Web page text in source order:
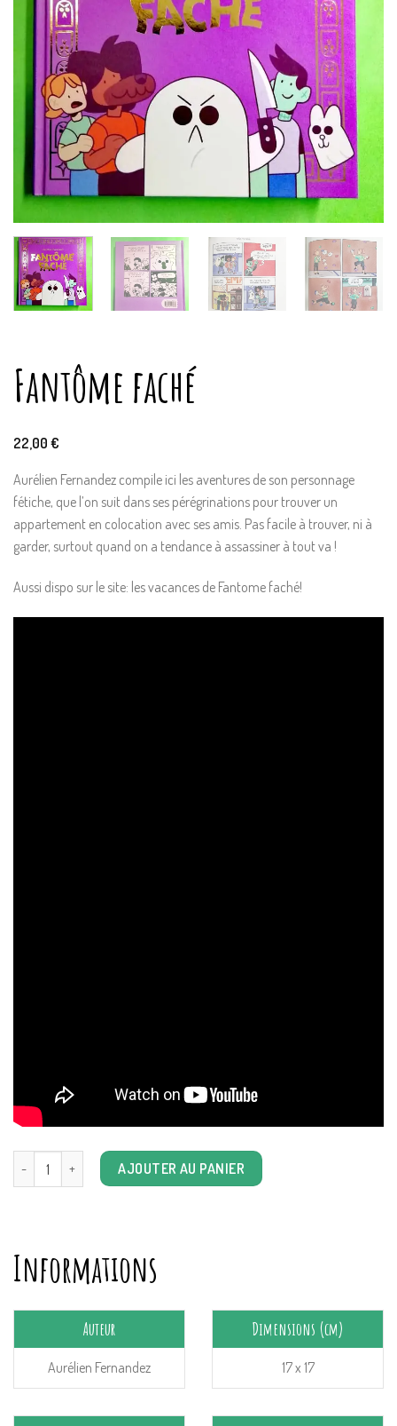
Fantôme faché
22,00 €
Aurélien Fernandez compile ici les aventures de son personnage
fétiche, que l’on suit dans ses pérégrinations pour trouver un
appartement en colocation avec ses amis. Pas facile à trouver, ni à
garder, surtout quand on a tendance à assassiner à tout va !
Aussi dispo sur le site: les vacances de Fantome faché!
quantité de Fantôme fachéAJOUTER AU PANIER
Informations
Auteur
Aurélien Fernandez
Dimensions (cm)
17 x 17